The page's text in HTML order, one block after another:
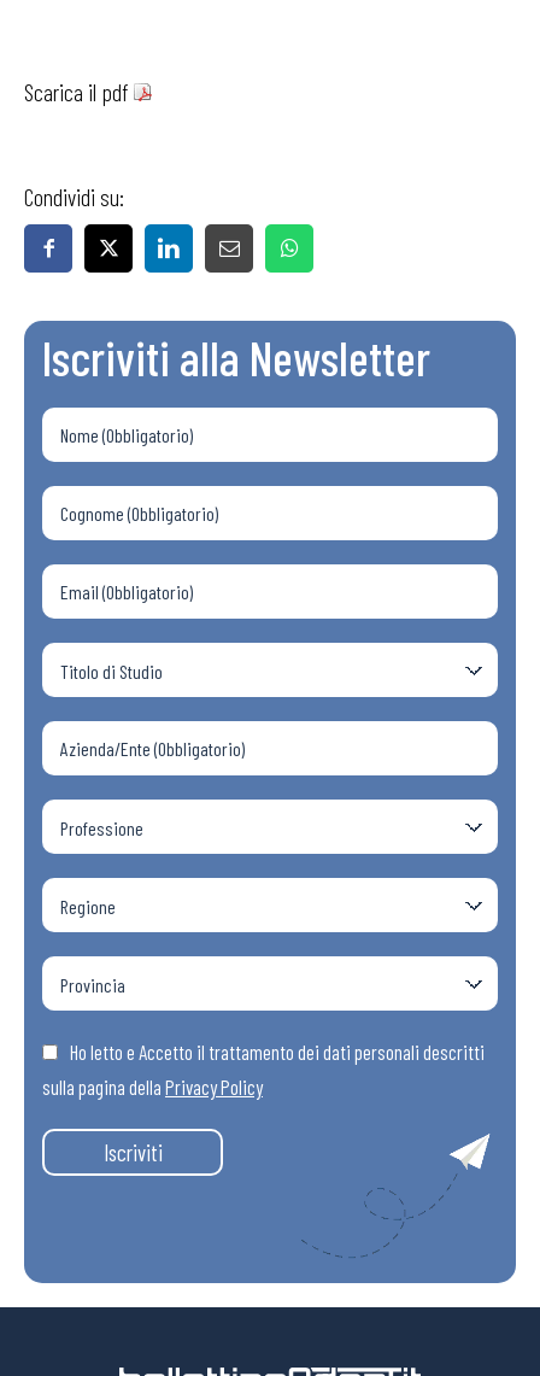
Scarica il pdf
Condividi su:
Iscriviti alla Newsletter
Ho letto e Accetto il trattamento dei dati personali descritti
sulla pagina della Privacy Policy
Iscriviti